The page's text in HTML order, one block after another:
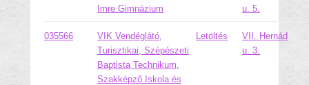
Imre Gimnázium u. 5.
035566
VIK Vendéglátó,
Turisztikai, Szépészeti
Baptista Technikum,
Szakképző Iskola és
Letöltés
VII. Hernád
u. 3.